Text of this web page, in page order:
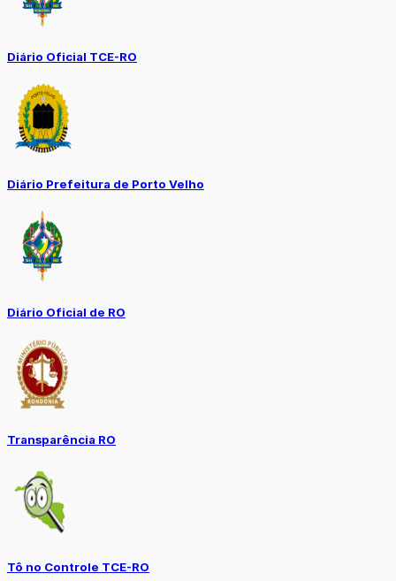
Diário Oficial TCE-RO
Diário Prefeitura de Porto Velho
Diário Oficial de RO
Transparência RO
Tô no Controle TCE-RO